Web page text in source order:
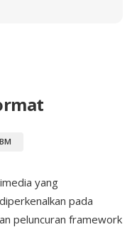
yang
pada
peluncuran framework